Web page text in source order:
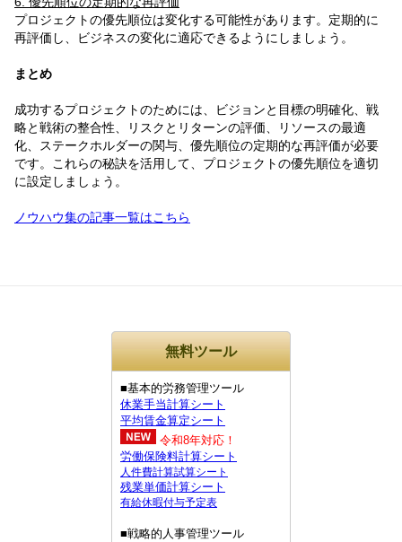
プロジェクトの優先順位は変化する可能性があります。定期的に
再評価し、ビジネスの変化に適応できるようにしましょう。
まとめ
成功するプロジェクトのためには、ビジョンと目標の明確化、戦
略と戦術の整合性、リスクとリターンの評価、リソースの最適
化、ステークホルダーの関与、優先順位の定期的な再評価が必要
です。これらの秘訣を活用して、プロジェクトの優先順位を適切
に設定しましょう。
ノウハウ集の記事一覧はこちら
無料ツール
■基本的労務管理ツール
休業手当計算シート
平均賃金算定シート
令和8年対応！
労働保険料計算シート
人件費計算試算シート
残業単価計算シート
有給休暇付与予定表
■戦略的人事管理ツール